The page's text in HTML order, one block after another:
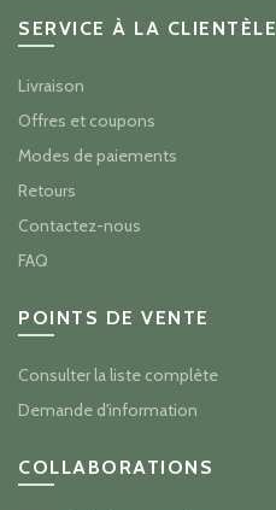
SERVICE À LA CLIENTÈLE
Livraison
Offres et coupons
Modes de paiements
Retours
Contactez-nous
FAQ
POINTS DE VENTE
Consulter la liste complète
Demande d'information
COLLABORATIONS